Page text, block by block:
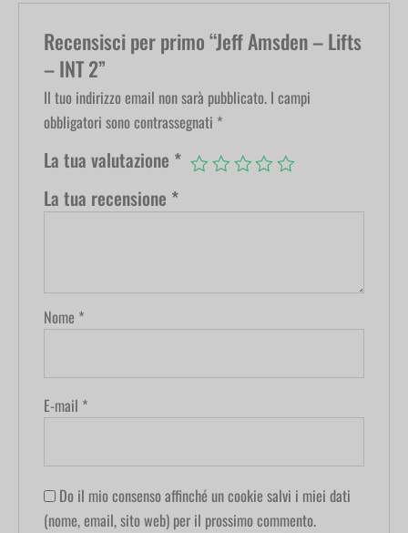
Recensisci per primo “Jeff Amsden – Lifts
– INT 2”
Il tuo indirizzo email non sarà pubblicato. I campi
obbligatori sono contrassegnati *
La tua valutazione *
La tua recensione *
Nome *
E-mail *
Do il mio consenso affinché un cookie salvi i miei dati
(nome, email, sito web) per il prossimo commento.